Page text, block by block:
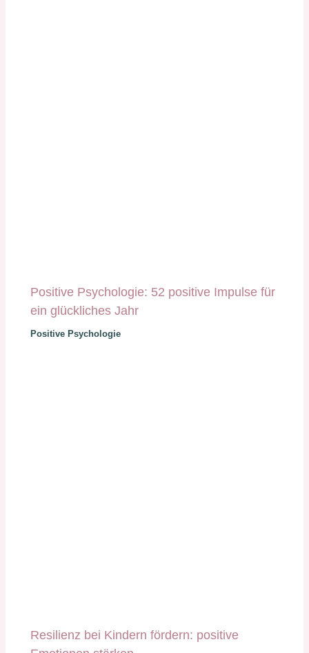
Positive Psychologie: 52 positive Impulse für
ein glückliches Jahr
Positive Psychologie
Resilienz bei Kindern fördern: positive